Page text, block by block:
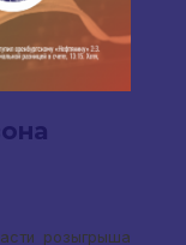
розыгрыша